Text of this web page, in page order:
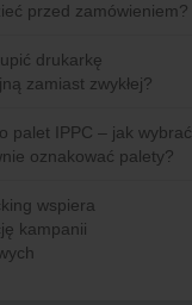
przed zamówieniem?
drukarkę
zamiast zwykłej?
palet IPPC – jak wybrać
oznakować palety?
wspiera
kampanii